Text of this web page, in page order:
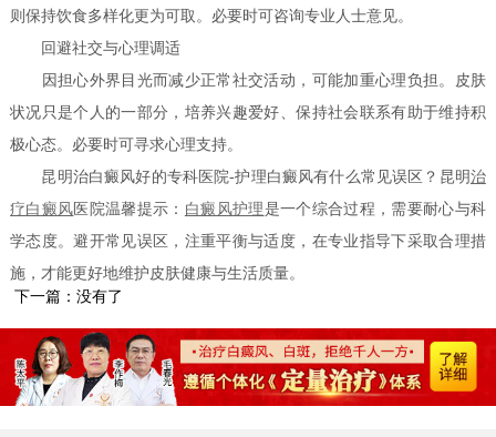
则保持饮食多样化更为可取。必要时可咨询专业人士意见。
回避社交与心理调适
因担心外界目光而减少正常社交活动，可能加重心理负担。皮肤
状况只是个人的一部分，培养兴趣爱好、保持社会联系有助于维持积
极心态。必要时可寻求心理支持。
昆明治白癜风好的专科医院-护理白癜风有什么常见误区？昆明治
疗白癜风 医院温馨提示： 白癜风护理是一个综合过程，需要耐心与科
学态度。避开常见误区，注重平衡与适度，在专业指导下采取合理措
施，才能更好地维护皮肤健康与生活质量。
下一篇：没有了